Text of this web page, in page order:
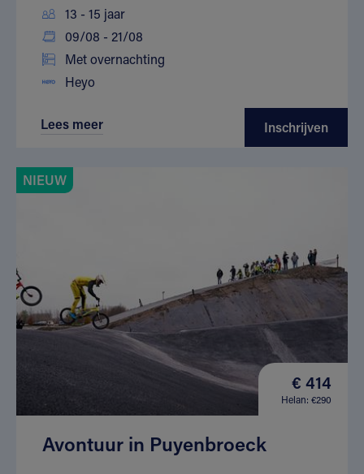
13 - 15 jaar
09/08 - 21/08
Met overnachting
Heyo
Lees meer Inschrijven
NIEUW
€ 414
Helan: €290
Avontuur in Puyenbroeck